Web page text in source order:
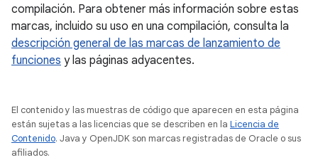
compilación. Para obtener más información sobre estas
marcas, incluido su uso en una compilación, consulta la
descripción general de las marcas de lanzamiento de
funciones y las páginas adyacentes.
El contenido y las muestras de código que aparecen en esta página
están sujetas a las licencias que se describen en la Licencia de
Contenido. Java y OpenJDK son marcas registradas de Oracle o sus
afiliados.